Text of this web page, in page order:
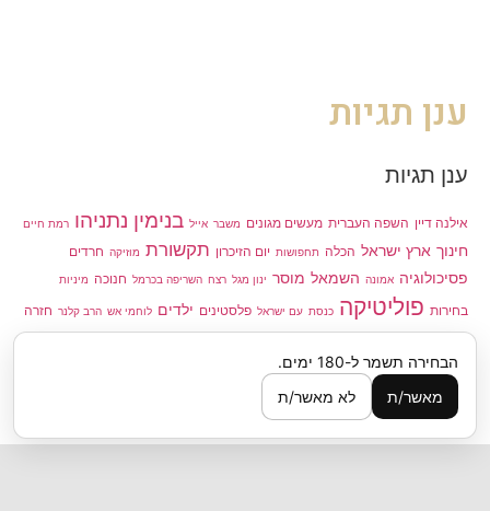
ענן תגיות
ענן תגיות
אילנה דיין השפה העברית מעשים מגונים משבר אייל בנימין נתניהו רמת חיים
חינוך ארץ ישראל הכלה תחפושות יום הזיכרון תקשורת מוזיקה חרדים
פסיכולוגיה אמונה השמאל מוסר ינון מגל רצח השריפה בכרמל חנוכה מיניות
בחירות פוליטיקה כנסת עם ישראל פלסטינים ילדים לוחמי אש הרב קלנר חזרה
גיוס חרדים
התנחלויות יהדות ביקורת התקשורת
הבחירה תשמר ל-180 ימים.
מאשר/ת
לא מאשר/ת